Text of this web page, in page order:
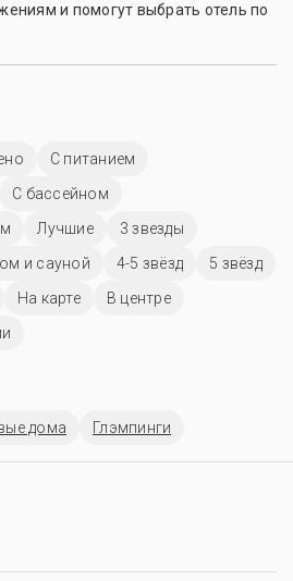
и помогут выбрать отель по
С питанием
C бассейном
Лучшие
3 звезды
и сауной 4-5 звёзд
5 звёзд
На карте
В центре
дома Глэмпинги